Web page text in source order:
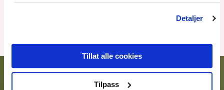
Detaljer
Tillat alle cookies
Tilpass